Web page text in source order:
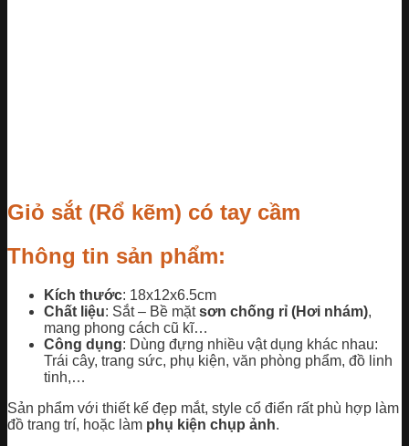
Giỏ sắt (Rổ kẽm) có tay cầm
Thông tin sản phẩm:
Kích thước: 18x12x6.5cm
Chất liệu: Sắt – Bề mặtsơn chống rỉ (Hơi nhám),
mang phong cách cũ kĩ…
Công dụng: Dùng đựng nhiều vật dụng khác nhau:
Trái cây, trang sức, phụ kiện, văn phòng phẩm, đồ linh
tinh,…
Sản phẩm với thiết kế đẹp mắt, style cổ điển rất phù hợp làm
đồ trang trí, hoặc làm phụ kiện chụp ảnh.